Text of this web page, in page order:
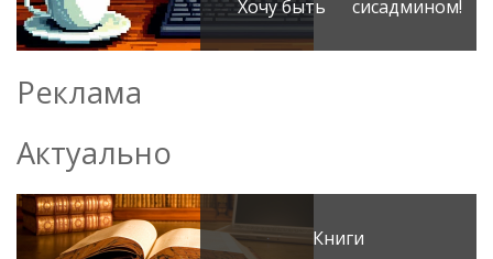
Хочу быть сисадмином!
Реклама
Актуально
Книги